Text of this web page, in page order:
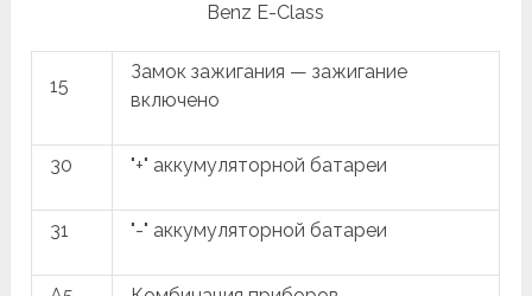
Benz Е-Class
15
Замок зажигания — зажигание
включено
30 "+" аккумуляторной батареи
31 "-" аккумуляторной батареи